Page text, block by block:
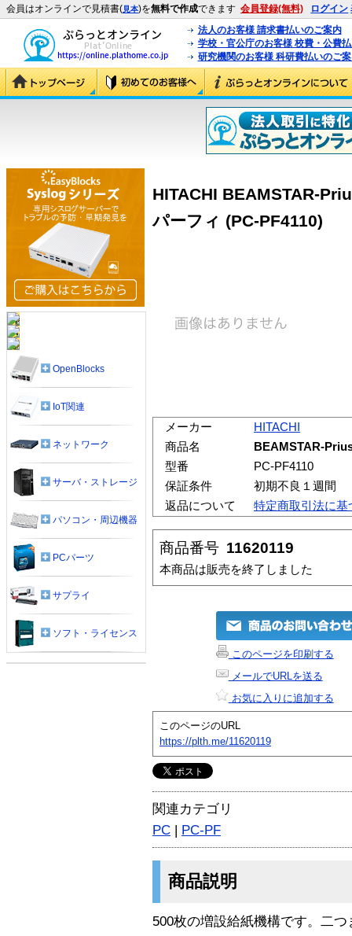
会員はオンラインで見積書(見本)を無料で作成できます 会員登録(無料) ログイン
法人のお客様 請求書払いのご案内
学校・官公庁のお客様 校費・公費
研究機関のお客様 科研費払いのご
HITACHI BEAMSTAR-
パーフィ (PC-PF4110)
メーカー
HITACHI
商品名
BEAMSTAR-
型番
PC-PF4110
保証条件
初期不良１週間
返品について
特定商取引法に基
商品番号 11620119
本商品は販売を終了しました
このページを印刷する
メールでURLを送る
お気に入りに追加する
このページのURL
https://plth.me/11620119
関連カテゴリ
PC | PC-PF
商品説明
500枚の増設給紙機構です。二
OpenBlocks
IoT関連
ネットワーク
サーバ・ストレージ
パソコン・周辺機器
PCパーツ
サプライ
ソフト・ライセンス